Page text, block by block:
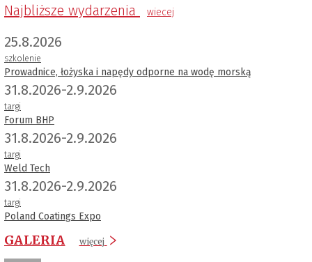
Najbliższe wydarzenia wiecej
25.8.2026
szkolenie
Prowadnice, łożyska i napędy odporne na wodę morską
31.8.2026-2.9.2026
targi
Forum BHP
31.8.2026-2.9.2026
targi
Weld Tech
31.8.2026-2.9.2026
targi
Poland Coatings Expo
GALERIA więcej